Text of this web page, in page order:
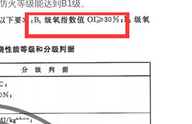
火等级能达到B1级。